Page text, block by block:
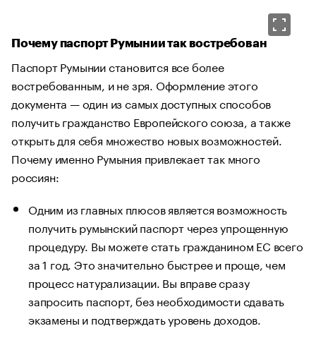
Почему паспорт Румынии так востребован
Паспорт Румынии становится все более
востребованным, и не зря. Оформление этого
документа — один из самых доступных способов
получить гражданство Европейского союза, а также
открыть для себя множество новых возможностей.
Почему именно Румыния привлекает так много
россиян:
Одним из главных плюсов является возможность
получить румынский паспорт через упрощенную
процедуру. Вы можете стать гражданином ЕС всего
за 1 год. Это значительно быстрее и проще, чем
процесс натурализации. Вы вправе сразу
запросить паспорт, без необходимости сдавать
экзамены и подтверждать уровень доходов.